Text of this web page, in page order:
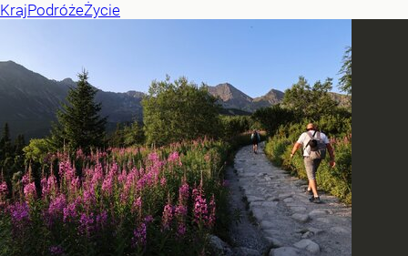
KrajPodróżeŻycie